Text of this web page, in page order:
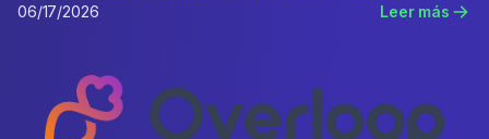
06/17/2026 Leer más